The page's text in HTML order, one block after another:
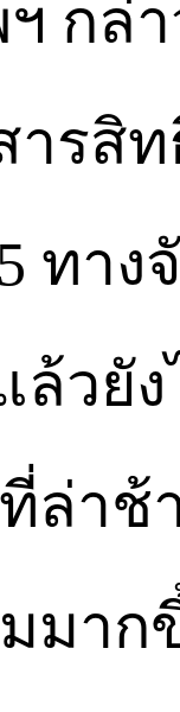
กล่
ารสิ
ทาง
ล้วยั
ล่าช้
มาก